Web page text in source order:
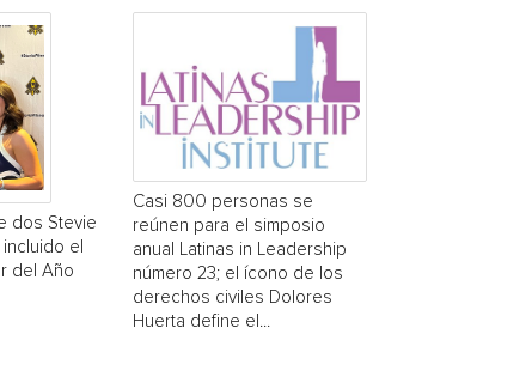
dos Stevie
el
del Año
Casi 800 personas se
reúnen para el simposio
anual Latinas in Leadership
número 23; el ícono de los
derechos civiles Dolores
Huerta define el...